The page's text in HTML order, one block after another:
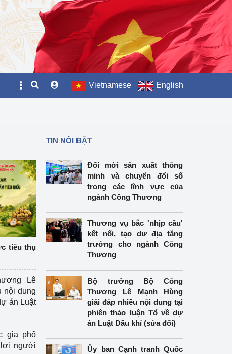
Vietnamese English
tiêu thụ
Lê
nội dung
án Luật
gia phổ
người
TIN NỔI BẬT
Đổi mới sản xuất thông
minh và chuyển đổi số
trong các lĩnh vực của
ngành Công Thương
Thương vụ bắc 'nhịp cầu'
kết nối, tạo dư địa tăng
trưởng cho ngành Công
Thương
Bộ trưởng Bộ Công
Thương Lê Mạnh Hùng
giải đáp nhiều nội dung tại
phiên thảo luận Tổ về dự
án Luật Dầu khí (sửa đổi)
Ủy ban Cạnh tranh Quốc